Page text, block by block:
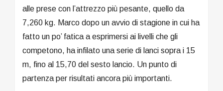
alle prese con l’attrezzo più pesante, quello da
7,260 kg. Marco dopo un avvio di stagione in cui ha
fatto un po’ fatica a esprimersi ai livelli che gli
competono, ha infilato una serie di lanci sopra i 15
m, fino al 15,70 del sesto lancio. Un punto di
partenza per risultati ancora più importanti.